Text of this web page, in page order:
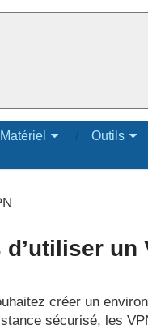
Matériel Outils
un
créer un
sécurisé, les